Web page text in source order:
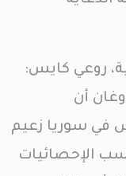
روعي كايس:
أن
في سوريا زعيم
الإحصائيات